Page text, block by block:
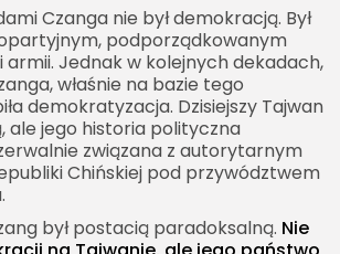
Czanga nie był demokracją. Był
podporządkowanym
armii. Jednak w kolejnych dekadach,
właśnie na bazie tego
demokratyzacja. Dzisiejszy Tajwan
ale jego historia polityczna
związana z autorytarnym
Chińskiej pod przywództwem
był postacią paradoksalną. Nie